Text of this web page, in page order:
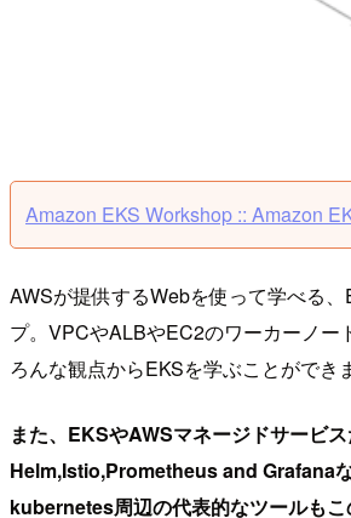
Amazon EKS Workshop :: Amazon
AWSが提供するWebを使って学べる
プ。VPCやALBやEC2のワーカーノー
ろんな観点からEKSを学ぶことができ
また、EKSやAWSマネージドサービス
Helm,Istio,Prometheus and Grafanaな
kubernetes周辺の代表的なツールも